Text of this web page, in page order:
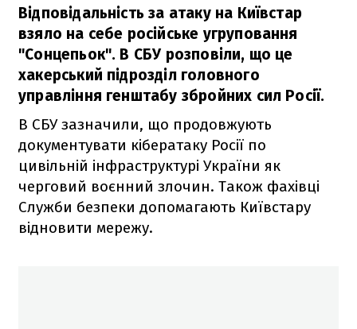
Відповідальність за атаку на Київстар
взяло на себе російське угруповання
"Сонцепьок". В СБУ розповіли, що це
хакерський підрозділ головного
управління генштабу збройних сил Росії.
В СБУ зазначили, що продовжують
документувати кібератаку Росії по
цивільній інфраструктурі України як
черговий воєнний злочин. Також фахівці
Служби безпеки допомагають Київстару
відновити мережу.